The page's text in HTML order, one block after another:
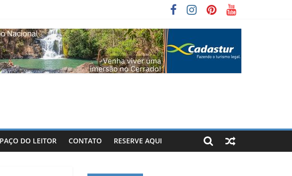
DO LEITOR CONTATO RESERVE AQUI